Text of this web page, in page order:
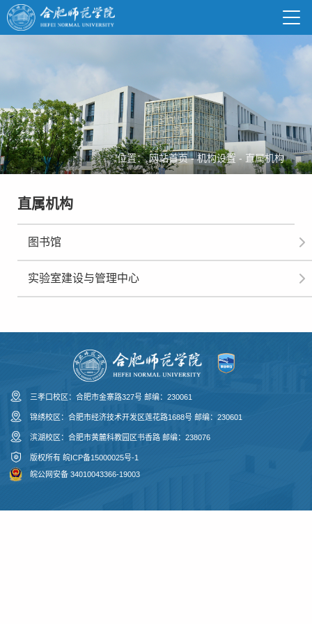
位置：网站首页-机构设置 - 直属机构
直属机构
图书馆
实验室建设与管理中心
三孝口校区：合肥市金寨路327号 邮编：230061
锦绣校区：合肥市经济技术开发区莲花路1688号 邮编：230601
滨湖校区：合肥市黄麓科教园区书香路 邮编：238076
版权所有 皖ICP备15000025号-1
皖公网安备 34010043366-19003